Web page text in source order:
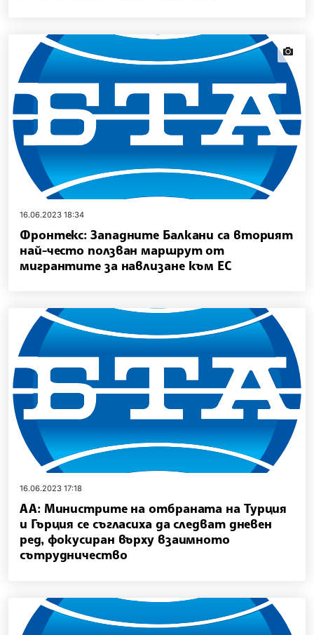
16.06.2023 18:34
Фронтекс: Западните Балкани са вторият
най-често ползван маршрут от
мигрантите за навлизане към ЕС
16.06.2023 17:18
АА: Министрите на отбраната на Турция
и Гърция се съгласиха да следват дневен
ред, фокусиран върху взаимното
сътрудничество